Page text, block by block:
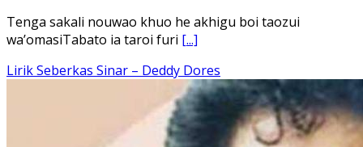
Ena’o natola ukhamoHaga mbawa ba desa’aUhalo ube’e
khomoUohe ia ube bangaimo Ena’o
Lirik Lagu FAFOFA Ciptaan Fajar Halawa Vocal Rendi Gulo